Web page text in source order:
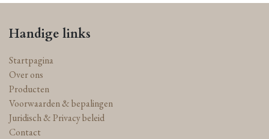
Handige links
Startpagina
Over ons
Producten
Voorwaarden & bepalingen
Juridisch & Privacy beleid
Contact